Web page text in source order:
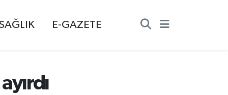
E-GAZETE